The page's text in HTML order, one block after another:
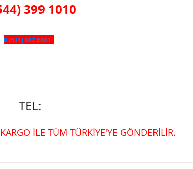
399 1010
0 (531) 602 6861
TEL:
İLE TÜM TÜRKİYE'YE GÖNDERİLİR.